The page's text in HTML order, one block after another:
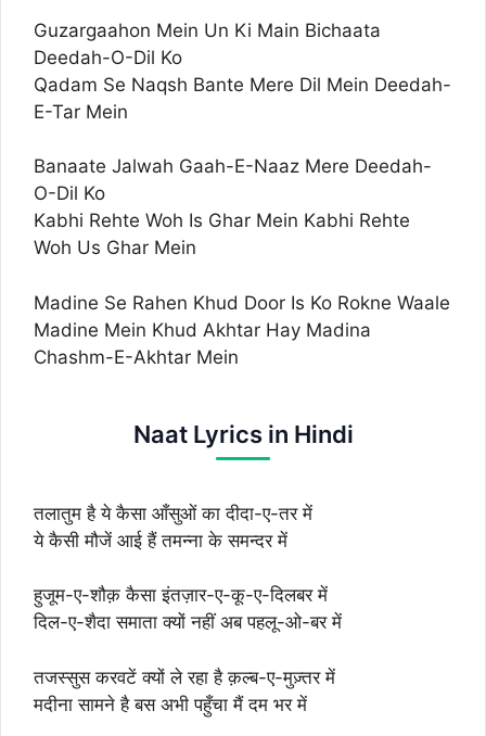
Guzargaahon Mein Un Ki Main Bichaata
Deedah-O-Dil Ko
Qadam Se Naqsh Bante Mere Dil Mein Deedah-
E-Tar Mein
Banaate Jalwah Gaah-E-Naaz Mere Deedah-
O-Dil Ko
Kabhi Rehte Woh Is Ghar Mein Kabhi Rehte
Woh Us Ghar Mein
Madine Se Rahen Khud Door Is Ko Rokne Waale
Madine Mein Khud Akhtar Hay Madina
Chashm-E-Akhtar Mein
Naat Lyrics in Hindi
तलातुम है ये कैसा आँसुओं का दीदा-ए-तर में
ये कैसी मौजें आई हैं तमन्ना के समन्दर में
हुजूम-ए-शौक़ कैसा इंतज़ार-ए-कू-ए-दिलबर में
दिल-ए-शैदा समाता क्यों नहीं अब पहलू-ओ-बर में
तजस्सुस करवटें क्यों ले रहा है क़ल्ब-ए-मुज़्तर में
मदीना सामने है बस अभी पहुँचा मैं दम भर में